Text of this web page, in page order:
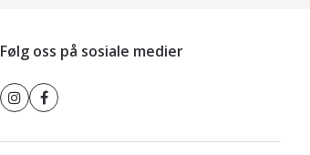
Følg oss på sosiale medier